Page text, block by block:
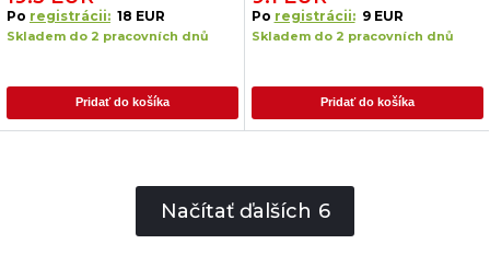
Po registrácii: 18 EUR
Skladem do 2 pracovních dnů
Pridať do košíka
Po registrácii: 9 EUR
Skladem do 2 pracovních dnů
Pridať do košíka
Načítať ďalších 6